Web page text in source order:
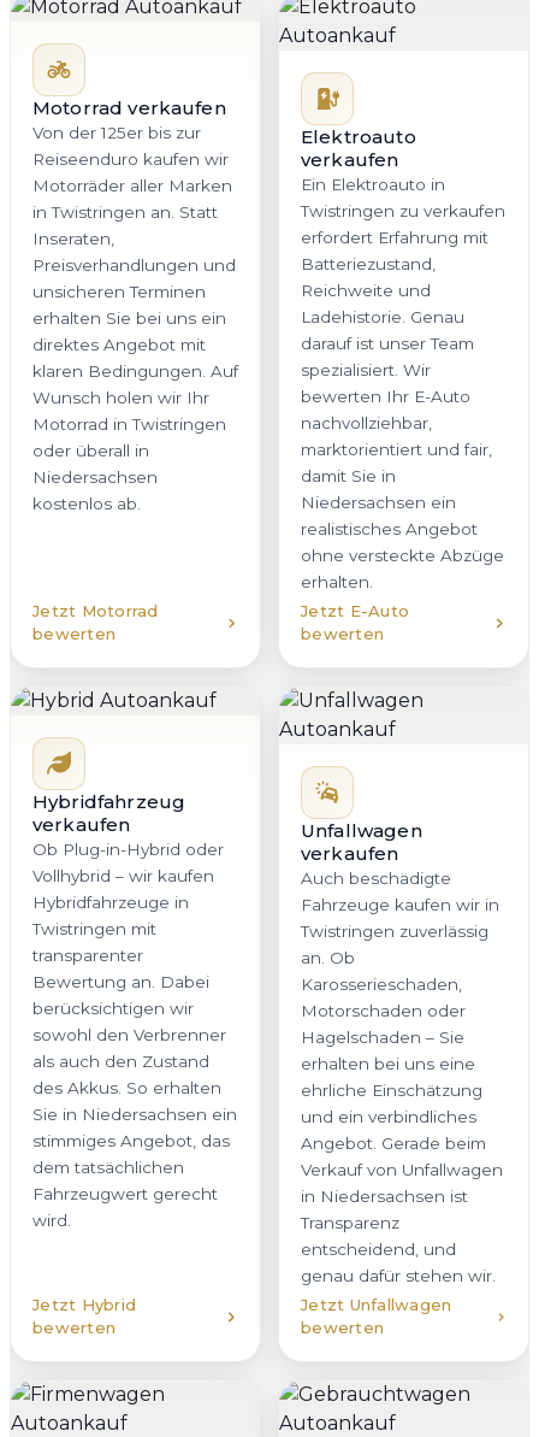
Motorrad verkaufen
Von der 125er bis zur
Reiseenduro kaufen wir
Motorräder aller Marken
in Twistringen an. Statt
Inseraten,
Preisverhandlungen und
unsicheren Terminen
erhalten Sie bei uns ein
direktes Angebot mit
klaren Bedingungen. Auf
Wunsch holen wir Ihr
Motorrad in Twistringen
oder überall in
Niedersachsen
kostenlos ab.
Jetzt Motorrad
bewerten
Elektroauto
verkaufen
Ein Elektroauto in
Twistringen zu verkaufen
erfordert Erfahrung mit
Batteriezustand,
Reichweite und
Ladehistorie. Genau
darauf ist unser Team
spezialisiert. Wir
bewerten Ihr E-Auto
nachvollziehbar,
marktorientiert und fair,
damit Sie in
Niedersachsen ein
realistisches Angebot
ohne versteckte Abzüge
erhalten.
Jetzt E-Auto
bewerten
Hybridfahrzeug
verkaufen
Ob Plug-in-Hybrid oder
Vollhybrid – wir kaufen
Hybridfahrzeuge in
Twistringen mit
transparenter
Bewertung an. Dabei
berücksichtigen wir
sowohl den Verbrenner
als auch den Zustand
des Akkus. So erhalten
Sie in Niedersachsen ein
stimmiges Angebot, das
dem tatsächlichen
Fahrzeugwert gerecht
wird.
Jetzt Hybrid
bewerten
Unfallwagen
verkaufen
Auch beschädigte
Fahrzeuge kaufen wir in
Twistringen zuverlässig
an. Ob
Karosserieschaden,
Motorschaden oder
Hagelschaden – Sie
erhalten bei uns eine
ehrliche Einschätzung
und ein verbindliches
Angebot. Gerade beim
Verkauf von Unfallwagen
in Niedersachsen ist
Transparenz
entscheidend, und
genau dafür stehen wir.
Jetzt Unfallwagen
bewerten